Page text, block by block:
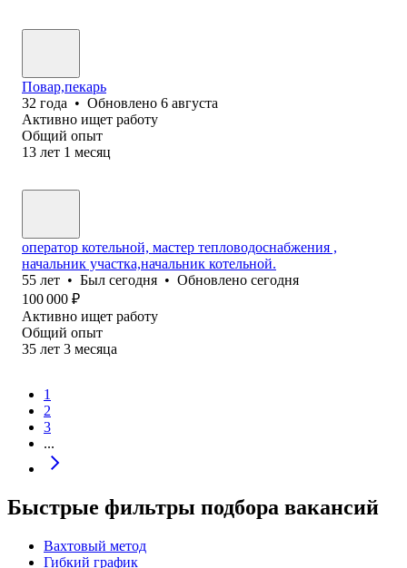
Повар,пекарь
32 года • Обновлено 6 августа
Активно ищет работу
Общий опыт
13 лет 1 месяц
оператор котельной, мастер тепловодоснабжения ,
начальник участка,начальник котельной.
55 лет • Был сегодня • Обновлено сегодня
100 000 ₽
Активно ищет работу
Общий опыт
35 лет 3 месяца
1
2
3
...
Быстрые фильтры подбора вакансий
Вахтовый метод
Гибкий график